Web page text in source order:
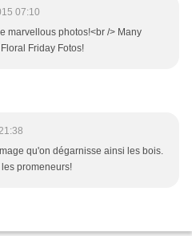
07:10
marvellous photos!<br /> Many
Friday Fotos!
qu'on dégarnisse ainsi les bois.
promeneurs!